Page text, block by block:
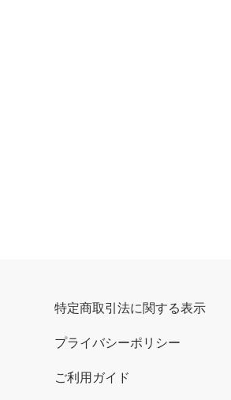
特定商取引法に関する表示
プライバシーポリシー
ご利用ガイド